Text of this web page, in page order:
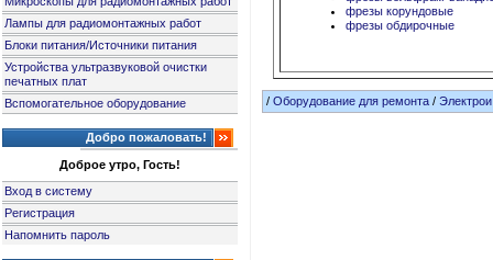
Лампы для радиомонтажных работ
Блоки питания/Источники питания
Устройства ультразвуковой очистки
печатных плат
Вспомогательное оборудование
Добро пожаловать!
Доброе утро, Гость!
Вход в систему
Регистрация
Напомнить пароль
фрезы корундовые
фрезы обдирочные
/Оборудование для ремонта /